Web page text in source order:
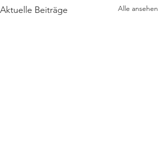
Aktuelle Beiträge Alle ansehen